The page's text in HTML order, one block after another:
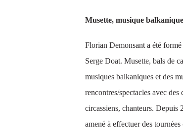
Musette, musique
Florian Demonsant a été
Serge Doat. Musette, bals de
musiques balkaniques et des
rencontres/spectacles avec
circassiens, chanteurs. Depuis
amené à effectuer des